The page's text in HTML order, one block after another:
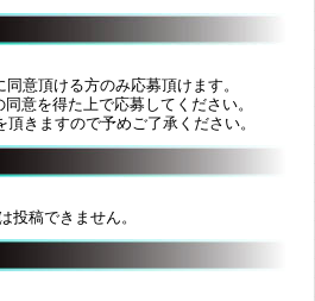
意頂ける方のみ応募頂けます。
意を得た上で応募してください。
きますので予めご了承ください。
稿できません。